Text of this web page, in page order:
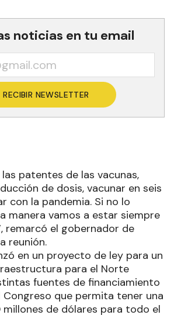
noticias en tu email
RECIBIR NEWSLETTER
patentes de las vacunas,
de dosis, vacunar en seis
con la pandemia. Si no lo
manera vamos a estar siempre
remarcó el gobernador de
reunión.
en un proyecto de ley para un
para el Norte
fuentes de financiamiento
que permita tener una
de dólares para todo el